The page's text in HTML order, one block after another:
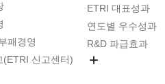
패경영
(ETRI 신고센터)
ETRI 대표성과
연도별 우수성과
R&D 파급효과